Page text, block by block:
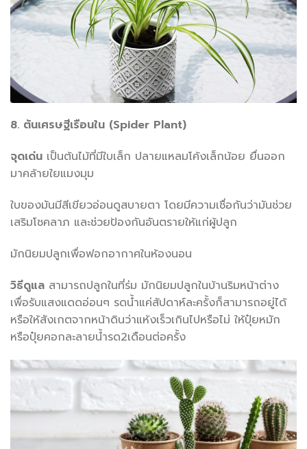
8. ต้นเศรษฐีเรือนใน (Spider Plant)
จุดเด่น เป็นต้นไม้ที่มีใบเล็ก ปลายแหลมโค้งเล็กน้อย ยื่นออก
มาคล้ายใยแมงมุม
ใบของมันมีสีเขียวอ่อนดูสบายตา โดยมีความเชื่อกันว่ามันช่วย
เสริมโชคลาภ และช่วยป้องกันอันตรายให้แก่ผู้ปลูก
มักนิยมปลูกเพื่อฟอกอากาศในห้องนอน
วิธีดูแล สามารถปลูกในที่ร่ม มักนิยมปลูกในบ้านริมหน้าต่าง
เพื่อรับแสงแดดอ่อนๆ รดน้ำแค่สัปดาห์ละครั้งก็สามารถอยู่ได้
หรือให้สังเกตจากหน้าดินว่าแห้งเร็วเกินไปหรือไม่ ให้ปุ๋ยหมัก
หรือปุ๋ยคอกละลายน้ำรด2เดือนต่อครั้ง